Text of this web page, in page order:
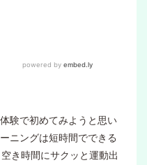
験で初めてみようと思い
ニングは短時間でできる
き時間にサクッと運動出